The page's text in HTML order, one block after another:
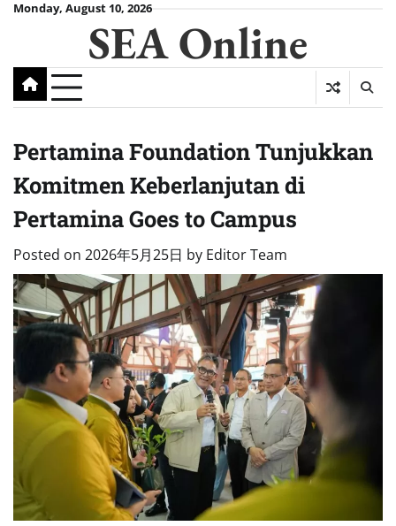
SkipMonday, August 10, 2026
SEA Online
Pertamina Foundation Tunjukkan
Komitmen Keberlanjutan di
Pertamina Goes to Campus
Posted on 2026年5月25日 by Editor Team